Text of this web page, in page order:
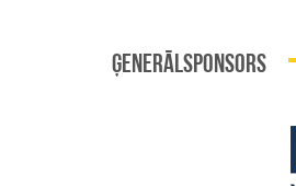
ĢENERĀLSPONSORS